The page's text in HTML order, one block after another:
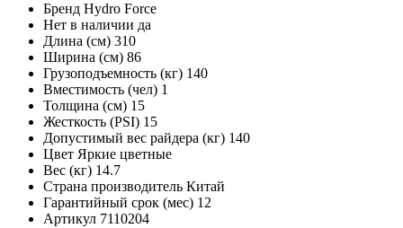
Бренд Hydro Force
Нет в наличии да
Длина (см) 310
Ширина (см) 86
Грузоподъемность (кг) 140
Вместимость (чел) 1
Толщина (см) 15
Жесткость (PSI) 15
Допустимый вес райдера (кг) 140
Цвет Яркие цветные
Вес (кг) 14.7
Страна производитель Китай
Гарантийный срок (мес) 12
Артикул 7110204